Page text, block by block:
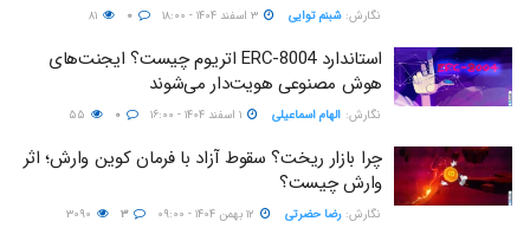
نگارش:‌ شبنم توایی
استاندارد ERC-8004 اتریوم چیست؟ ایجنت‌های
هوش مصنوعی هویت‌دار می‌شوند
نگارش:‌ الهام اسماعیلی
چرا بازار ریخت؟ سقوط آزاد با فرمان کوین وارش؛ اثر
وارش چیست؟
نگارش:‌ رضا حضرتی ۳